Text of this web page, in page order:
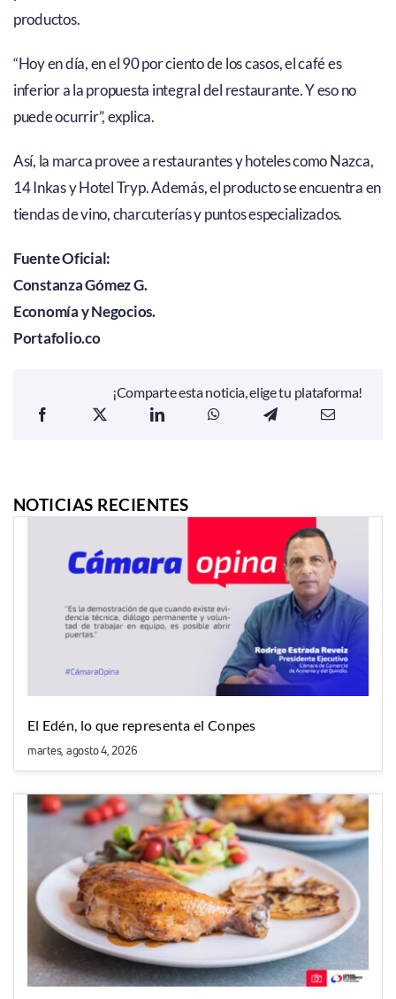
productos.
“Hoy en día, en el 90 por ciento de los casos, el café es
inferior a la propuesta integral del restaurante. Y eso no
puede ocurrir”, explica.
Así, la marca provee a restaurantes y hoteles como Nazca,
14 Inkas y Hotel Tryp. Además, el producto se encuentra en
tiendas de vino, charcuterías y puntos especializados.
Fuente Oficial:
Constanza Gómez G.
Economía y Negocios.
Portafolio.co
¡Comparte esta noticia, elige tu plataforma!
NOTICIAS RECIENTES
El Edén, lo que representa el Conpes
martes, agosto 4, 2026